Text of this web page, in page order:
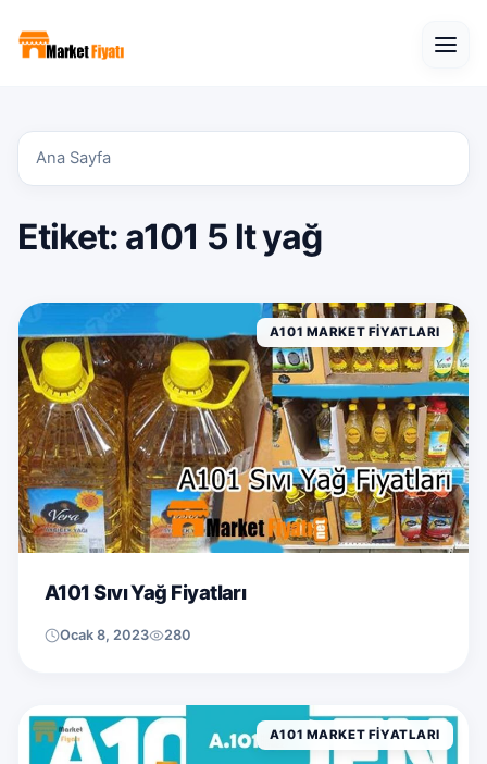
Ana Sayfa
Etiket: a101 5 lt yağ
A101 MARKET FIYATLARI
A101 Sıvı Yağ Fiyatları
Ocak 8, 2023 280
A101 MARKET FIYATLARI